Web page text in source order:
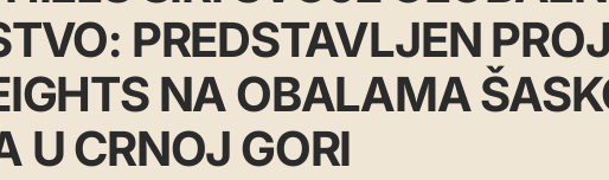
PREDSTAVLJEN
NA OBALAMA
U CRNOJ GORI